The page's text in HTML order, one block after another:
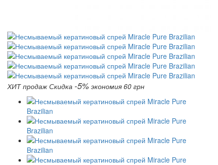
ХИТ продаж Скидка -5% экономия 60 грн